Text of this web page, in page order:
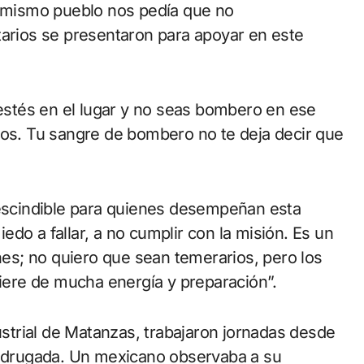
pueblo nos pedía que no
se presentaron para apoyar en este
en el lugar y no seas bombero en ese
Tu sangre de bombero no te deja decir que
para quienes desempeñan esta
a fallar, a no cumplir con la misión. Es un
no quiero que sean temerarios, pero los
de mucha energía y preparación”.
de Matanzas, trabajaron jornadas desde
Un mexicano observaba a su